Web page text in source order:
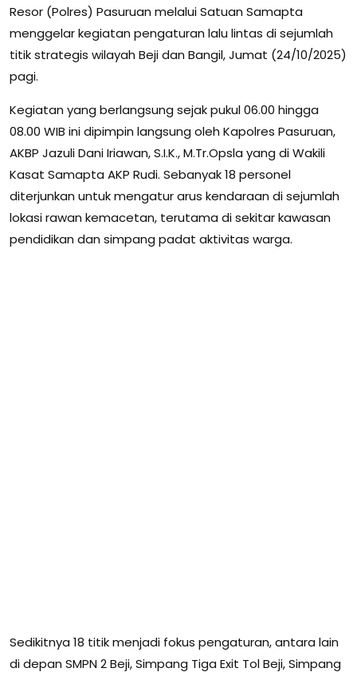
Resor (Polres) Pasuruan melalui Satuan Samapta
menggelar kegiatan pengaturan lalu lintas di sejumlah
titik strategis wilayah Beji dan Bangil, Jumat (24/10/2025)
pagi.
Kegiatan yang berlangsung sejak pukul 06.00 hingga
08.00 WIB ini dipimpin langsung oleh Kapolres Pasuruan,
AKBP Jazuli Dani Iriawan, S.I.K., M.Tr.Opsla yang di Wakili
Kasat Samapta AKP Rudi. Sebanyak 18 personel
diterjunkan untuk mengatur arus kendaraan di sejumlah
lokasi rawan kemacetan, terutama di sekitar kawasan
pendidikan dan simpang padat aktivitas warga.
Sedikitnya 18 titik menjadi fokus pengaturan, antara lain
di depan SMPN 2 Beji, Simpang Tiga Exit Tol Beji, Simpang